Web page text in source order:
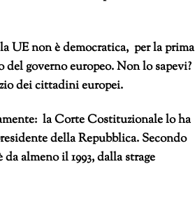
UE non è democratica, per la prima
governo europeo. Non lo sapevi?
dei cittadini europei.
la Corte Costituzionale lo ha
della Repubblica. Secondo
almeno il 1993, dalla strage